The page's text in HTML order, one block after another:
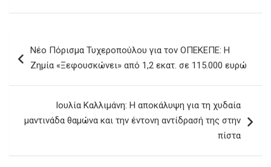
άρθρων
Νέο Πόρισμα Τυχεροπούλου για τον ΟΠΕΚΕΠΕ: Η
Ζημία «Ξεφουσκώνει» από 1,2 εκατ. σε 115.000 ευρώ
Ιουλία Καλλιμάνη: Η αποκάλυψη για τη χυδαία
μαντινάδα θαμώνα και την έντονη αντίδρασή της στην
πίστα